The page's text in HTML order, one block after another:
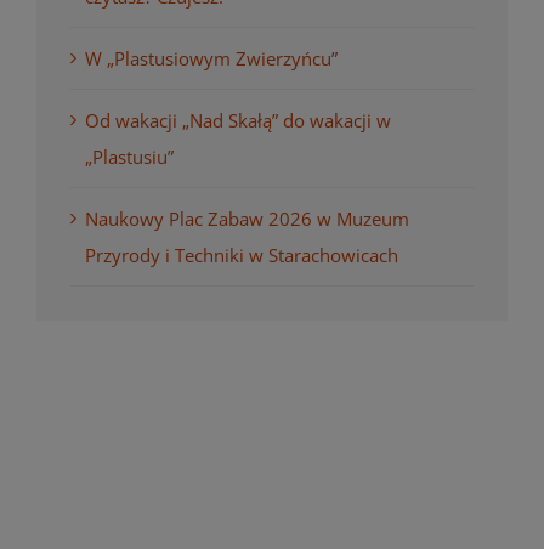
W „Plastusiowym Zwierzyńcu”
Od wakacji „Nad Skałą” do wakacji w
„Plastusiu”
Naukowy Plac Zabaw 2026 w Muzeum
Przyrody i Techniki w Starachowicach